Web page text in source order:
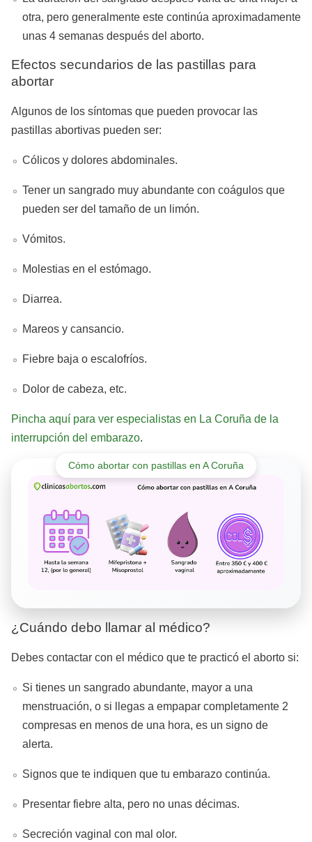
otra, pero generalmente este continúa aproximadamente
unas 4 semanas después del aborto.
Efectos secundarios de las pastillas para
abortar
Algunos de los síntomas que pueden provocar las
pastillas abortivas pueden ser:
Cólicos y dolores abdominales.
Tener un sangrado muy abundante con coágulos que
pueden ser del tamaño de un limón.
Vómitos.
Molestias en el estómago.
Diarrea.
Mareos y cansancio.
Fiebre baja o escalofríos.
Dolor de cabeza, etc.
Pincha aquí para ver especialistas en La Coruña de la
interrupción del embarazo.
Cómo abortar con pastillas en A Coruña
¿Cuándo debo llamar al médico?
Debes contactar con el médico que te practicó el aborto si:
Si tienes un sangrado abundante, mayor a una
menstruación, o si llegas a empapar completamente 2
compresas en menos de una hora, es un signo de
alerta.
Signos que te indiquen que tu embarazo continúa.
Presentar fiebre alta, pero no unas décimas.
Secreción vaginal con mal olor.